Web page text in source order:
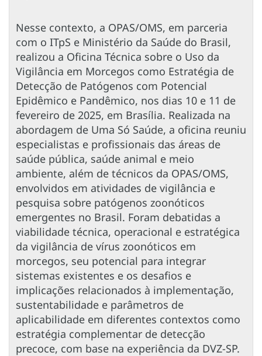
Nesse contexto, a OPAS/OMS, em parceria
com o ITpS e Ministério da Saúde do Brasil,
realizou a Oficina Técnica sobre o Uso da
Vigilância em Morcegos como Estratégia de
Detecção de Patógenos com Potencial
Epidêmico e Pandêmico, nos dias 10 e 11 de
fevereiro de 2025, em Brasília. Realizada na
abordagem de Uma Só Saúde, a oficina reuniu
especialistas e profissionais das áreas de
saúde pública, saúde animal e meio
ambiente, além de técnicos da OPAS/OMS,
envolvidos em atividades de vigilância e
pesquisa sobre patógenos zoonóticos
emergentes no Brasil. Foram debatidas a
viabilidade técnica, operacional e estratégica
da vigilância de vírus zoonóticos em
morcegos, seu potencial para integrar
sistemas existentes e os desafios e
implicações relacionados à implementação,
sustentabilidade e parâmetros de
aplicabilidade em diferentes contextos como
estratégia complementar de detecção
precoce, com base na experiência da DVZ-SP.